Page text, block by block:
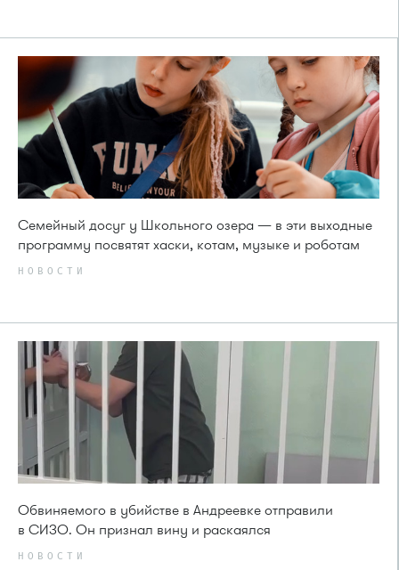
Семейный досуг у Школьного озера — в эти выходные
программу посвятят хаски, котам, музыке и роботам
НОВОСТИ
Обвиняемого в убийстве в Андреевке отправили
в СИЗО. Он признал вину и раскаялся
НОВОСТИ